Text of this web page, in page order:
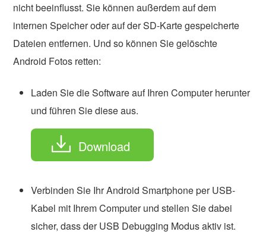
nicht beeinflusst. Sie können außerdem auf dem
internen Speicher oder auf der SD-Karte gespeicherte
Dateien entfernen. Und so können Sie gelöschte
Android Fotos retten:
Laden Sie die Software auf Ihren Computer herunter
und führen Sie diese aus.
Download
Verbinden Sie Ihr Android Smartphone per USB-
Kabel mit Ihrem Computer und stellen Sie dabei
sicher, dass der USB Debugging Modus aktiv ist.